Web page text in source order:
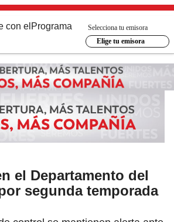
con el Programa
Selecciona tu emisora
Elige tu emisora
el Departamento del
segunda temporada